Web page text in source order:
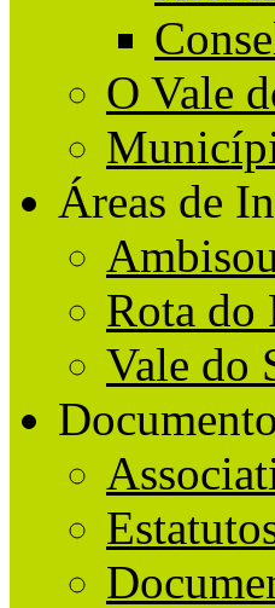
O Vale
Áreas de
Rota do
Vale do